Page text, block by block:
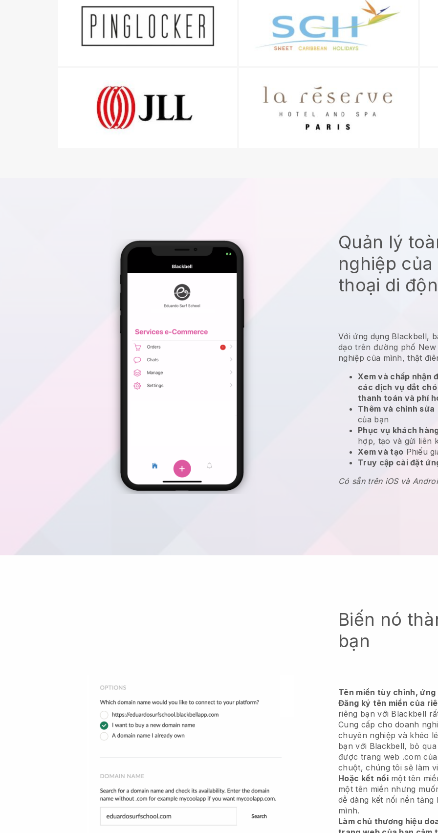
Quản lý
nghiệp
thoại di
Với ứng dụng Blackbell,
dạo trên đường phố
nghiệp của mình, thật
Xem và chấp nhận
các dịch vụ dắt
thanh toán và phí
Thêm và chỉnh sửa
của bạn
Phục vụ khách
hợp, tạo và gửi liên
Xem và tạo Phiếu
Truy cập cài đặt
Có sẵn trên iOS và
Biến nó
bạn
Tên miền tùy chỉnh,
Đăng ký tên miền của
riêng bạn với Blackbell
Cung cấp cho doanh
chuyên nghiệp và khéo
bạn với Blackbell, bỏ
được trang web .com
chuột, chúng tôi sẽ làm
Hoặc kết nốimột tên
một tên miền nhưng
dễ dàng kết nối nền
mình.
Làm chủ thương hiệu